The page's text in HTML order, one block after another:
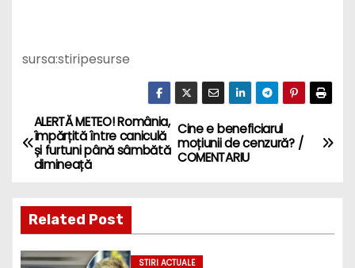
sursa:stiripesurse
P
o
t
Cine e beneficiarul
moțiunii de cenzură? /
COMENTARIU
ALERTĂ METEO! România,
împărțită între caniculă
și furtuni până sâmbătă
dimineață
Related Post
STIRI ACTUALE